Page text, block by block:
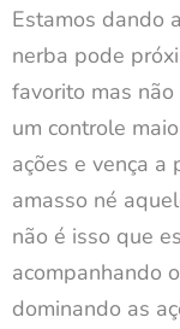
Estamos dando
nerba pode
favorito mas
um controle
ações e vença a
amasso né
não é isso que
acompanhando
dominando as